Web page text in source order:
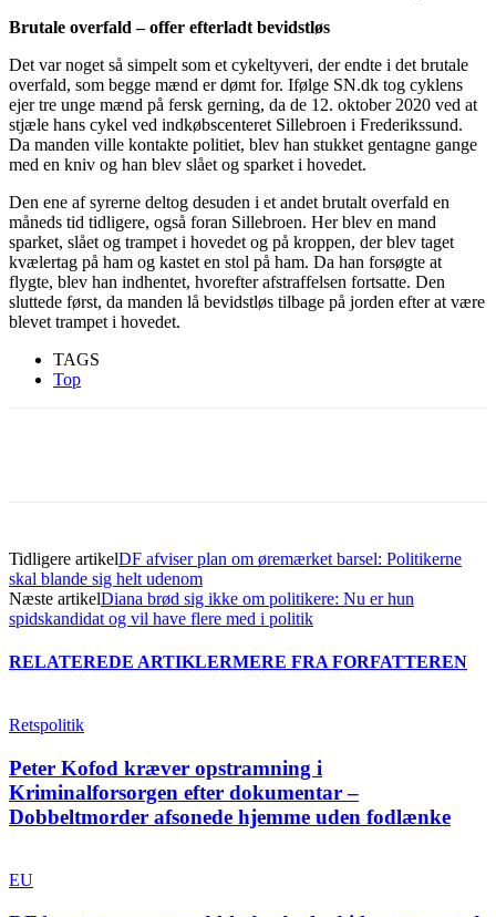
Brutale overfald – offer efterladt bevidstløs
Det var noget så simpelt som et cykeltyveri, der endte i det brutale
overfald, som begge mænd er dømt for. Ifølge SN.dk tog cyklens
ejer tre unge mænd på fersk gerning, da de 12. oktober 2020 ved at
stjæle hans cykel ved indkøbscenteret Sillebroen i Frederikssund.
Da manden ville kontakte politiet, blev han stukket gentagne gange
med en kniv og han blev slået og sparket i hovedet.
Den ene af syrerne deltog desuden i et andet brutalt overfald en
måneds tid tidligere, også foran Sillebroen. Her blev en mand
sparket, slået og trampet i hovedet og på kroppen, der blev taget
kvælertag på ham og kastet en stol på ham. Da han forsøgte at
flygte, blev han indhentet, hvorefter afstraffelsen fortsatte. Den
sluttede først, da manden lå bevidstløs tilbage på jorden efter at være
blevet trampet i hovedet.
TAGS
Top
Tidligere artikelDF afviser plan om øremærket barsel: Politikerne
skal blande sig helt udenom
Næste artikelDiana brød sig ikke om politikere: Nu er hun
spidskandidat og vil have flere med i politik
RELATEREDE ARTIKLERMERE FRA FORFATTEREN
Retspolitik
Peter Kofod kræver opstramning i
Kriminalforsorgen efter dokumentar –
Dobbeltmorder afsonede hjemme uden fodlænke
EU